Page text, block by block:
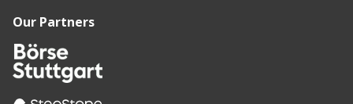
Our Partners